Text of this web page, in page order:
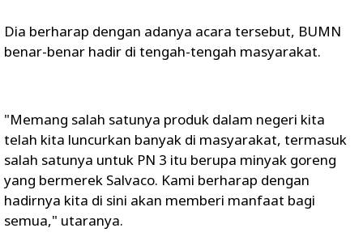
Dia berharap dengan adanya acara tersebut, BUMN
benar-benar hadir di tengah-tengah masyarakat.
"Memang salah satunya produk dalam negeri kita
telah kita luncurkan banyak di masyarakat, termasuk
salah satunya untuk PN 3 itu berupa minyak goreng
yang bermerek Salvaco. Kami berharap dengan
hadirnya kita di sini akan memberi manfaat bagi
semua," utaranya.